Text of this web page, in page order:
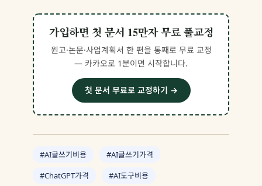
가입하면 첫 문서 15만자 무료 풀교정
원고·논문·사업계획서 한 편을 통째로 무료 교정
— 카카오로 1분이면 시작합니다.
첫 문서 무료로 교정하기 →
#AI글쓰기비용
#AI글쓰기가격
#ChatGPT가격
#AI도구비용